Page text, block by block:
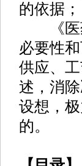
的依据；
《医药
必要性
供应、
述，消
设想，
的。